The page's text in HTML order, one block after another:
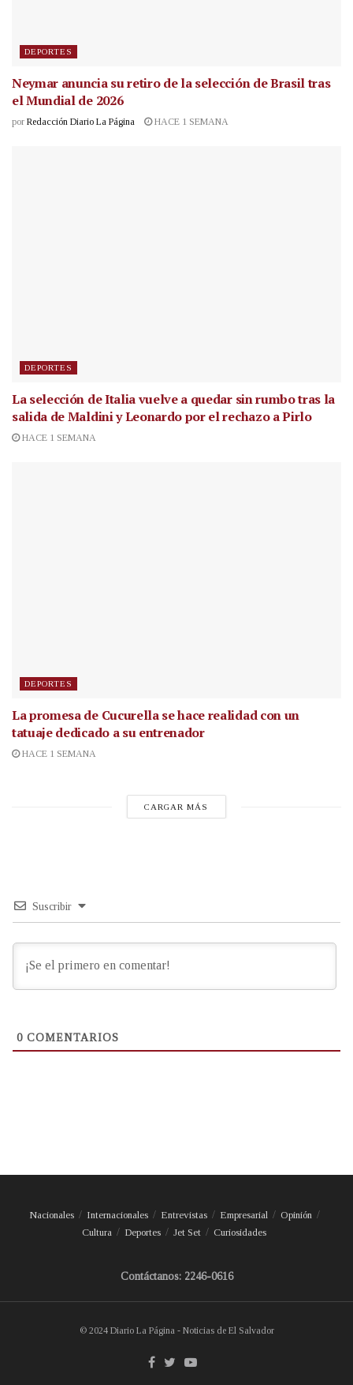
DEPORTES
Neymar anuncia su retiro de la selección de Brasil tras
el Mundial de 2026
por Redacción Diario La Página HACE 1 SEMANA
DEPORTES
La selección de Italia vuelve a quedar sin rumbo tras la
salida de Maldini y Leonardo por el rechazo a Pirlo
HACE 1 SEMANA
DEPORTES
La promesa de Cucurella se hace realidad con un
tatuaje dedicado a su entrenador
HACE 1 SEMANA
CARGAR MÁS
Suscribir
0 COMENTARIOS
Nacionales Internacionales Entrevistas Empresarial
Opinión
Cultura
Deportes Jet Set Curiosidades
Contáctanos: 2246-0616
© 2024 Diario La Página - Noticias de El Salvador